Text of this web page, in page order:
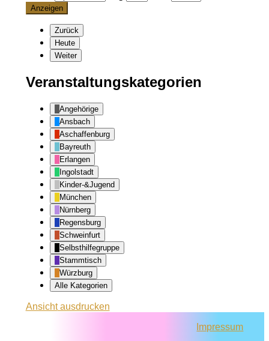
Zurück
Heute
Weiter
Veranstaltungskategorien
Angehörige
Ansbach
Aschaffenburg
Bayreuth
Erlangen
Ingolstadt
Kinder-&Jugend
München
Nürnberg
Regensburg
Schweinfurt
Selbsthilfegruppe
Stammtisch
Würzburg
Alle Kategorien
Ansichtausdrucken
Impressum